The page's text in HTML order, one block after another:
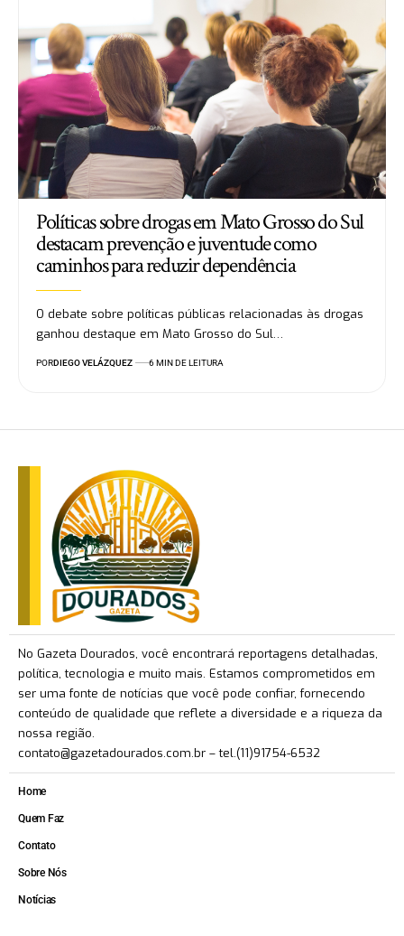
Políticas sobre drogas em Mato Grosso do Sul
destacam prevenção e juventude como
caminhos para reduzir dependência
O debate sobre políticas públicas relacionadas às drogas
ganhou destaque em Mato Grosso do Sul…
PORDIEGO VELÁZQUEZ 6 MIN DE LEITURA
No Gazeta Dourados, você encontrará reportagens detalhadas,
política, tecnologia e muito mais. Estamos comprometidos em
ser uma fonte de notícias que você pode confiar, fornecendo
conteúdo de qualidade que reflete a diversidade e a riqueza da
nossa região.
contato@gazetadourados.com.br – tel.(11)91754-6532
Home
Quem Faz
Contato
Sobre Nós
Notícias